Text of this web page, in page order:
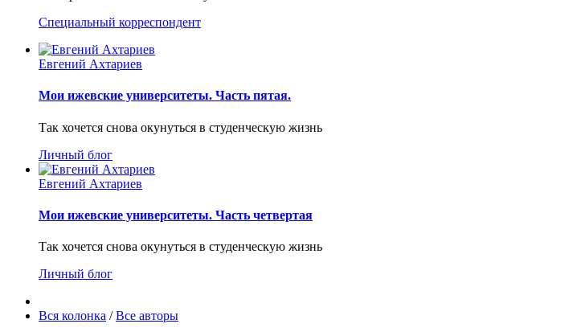
Специальный корреспондент
Евгений Ахтариев
Мои ижевские университеты. Часть пятая.
Так хочется снова окунуться в студенческую жизнь
Личный блог
Евгений Ахтариев
Мои ижевские университеты. Часть четвертая
Так хочется снова окунуться в студенческую жизнь
Личный блог
Вся колонка /Все авторы